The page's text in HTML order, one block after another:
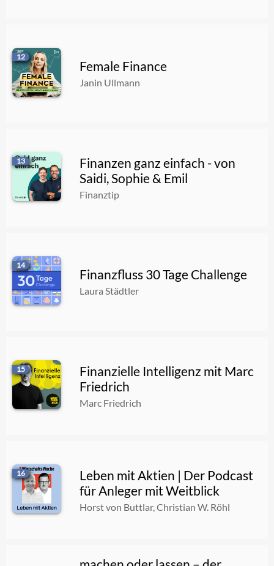
12
Female Finance
Janin Ullmann
13
Finanzen ganz einfach - von
Saidi, Sophie & Emil
Finanztip
14
Finanzfluss 30 Tage Challenge
Laura Städtler
15
Finanzielle Intelligenz mit Marc
Friedrich
Marc Friedrich
16
Leben mit Aktien | Der Podcast
für Anleger mit Weitblick
Horst von Buttlar, Christian W. Röhl